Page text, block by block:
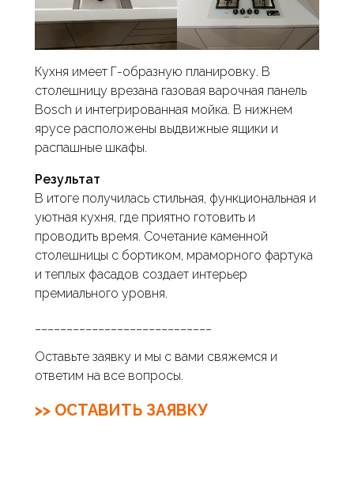
Кухня имеет Г-образную планировку. В
столешницу врезана газовая варочная панель
Bosch и интегрированная мойка. В нижнем
ярусе расположены выдвижные ящики и
распашные шкафы.
Результат
В итоге получилась стильная, функциональная и
уютная кухня, где приятно готовить и
проводить время. Сочетание каменной
столешницы с бортиком, мраморного фартука
и теплых фасадов создает интерьер
премиального уровня.
Оставьте заявку и мы с вами свяжемся и
ответим на все вопросы.
>> ОСТАВИТЬ ЗАЯВКУ